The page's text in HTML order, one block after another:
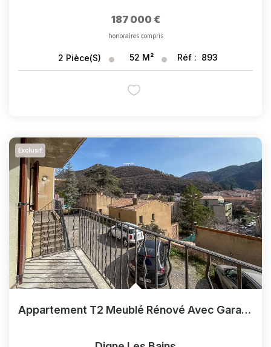
187 000 €
honoraires compris
2 Pièce(s) 52 M² Réf : 893
Exclusif
Appartement T2 Meublé Rénové Avec Garage Et Balcon